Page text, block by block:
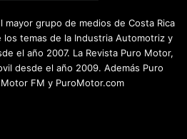
grupo de medios de Costa Rica
temas de la Industria Automotriz y
el año 2007. La Revista Puro Motor,
desde el año 2009. Además Puro
FM y PuroMotor.com